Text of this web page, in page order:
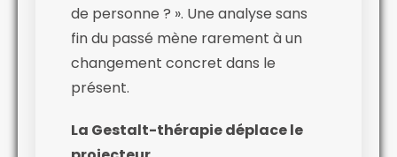
de personne ? ». Une analyse sans
fin du passé mène rarement à un
changement concret dans le
présent.
La Gestalt-thérapie déplace le